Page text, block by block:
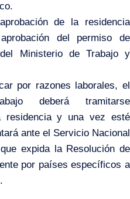
de la residencia
del permiso de
Ministerio de Trabajo y
por razones laborales, el
deberá tramitarse
residencia y una vez esté
ante el Servicio Nacional
expida la Resolución de
por países específicos a